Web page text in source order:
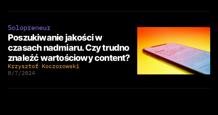
Solopreneur
Poszukiwanie jakości w
czasach nadmiaru. Czy trudno
znaleźć wartościowy content?
Krzysztof Koczorowski
8/7/2024